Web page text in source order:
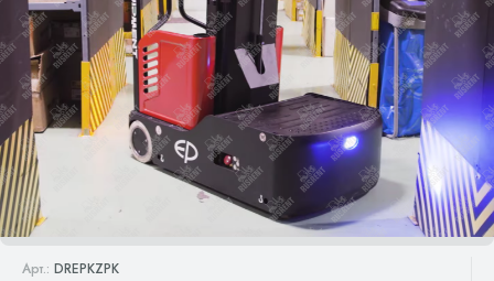
Арт.: DREPKZPK